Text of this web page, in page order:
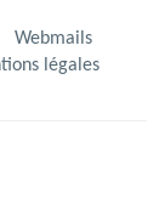
Webmails
légales